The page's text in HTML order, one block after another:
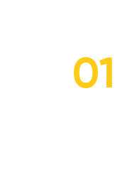
01